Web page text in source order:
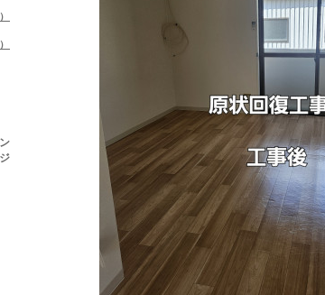
ョン